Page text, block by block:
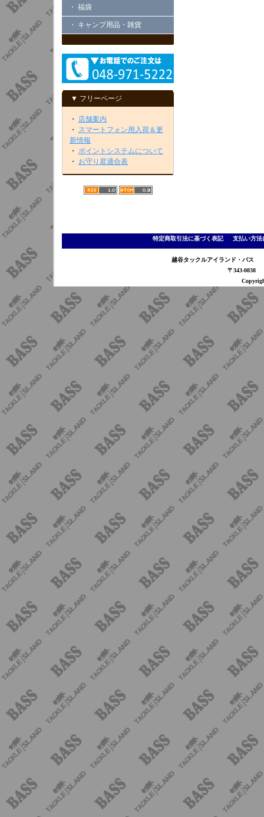
・ 福袋
・ キャンプ用品・雑貨
▼ フリーページ
・ 店舗案内
・ スマートフォン用入荷＆更
新情報
・ ポイントシステムについて
・ お守り君適合表
特定商取引法に基づく表記｜ 支払い方法
越谷タックルアイランド・バ
〒343-0838